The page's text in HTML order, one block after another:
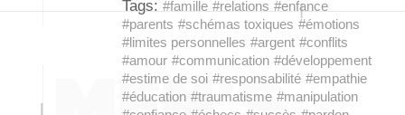
Tags: #famille #relations #enfance
#parents #schémas toxiques #émotions
#limites personnelles #argent #conflits
#amour #communication #développement
#estime de soi #responsabilité #empathie
#éducation #traumatisme #manipulation